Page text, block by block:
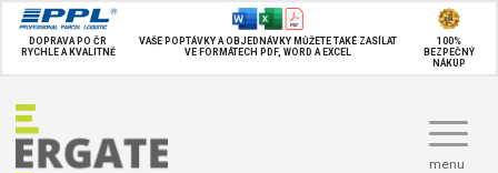
DOPRAVA PO ČR
RYCHLE A KVALITNĚ
VAŠE POPTÁVKY A OBJEDNÁVKY MŮŽETE TAKÉ ZASÍLAT
VE FORMÁTECH PDF, WORD A EXCEL
100%
BEZPEČNÝ
NÁKUP
menu